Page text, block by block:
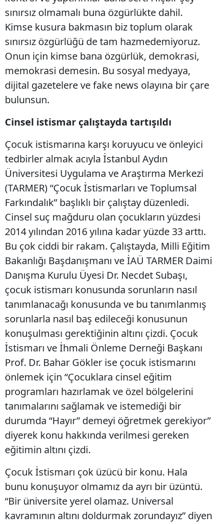
sınırsız olmamalı buna özgürlükte dahil.
Kimse kusura bakmasın biz toplum olarak
sınırsız özgürlüğü de tam hazmedemiyoruz.
Onun için kimse bana özgürlük, demokrasi,
memokrasi demesin. Bu sosyal medyaya,
dijital gazetelere ve fake news olayına bir çare
bulunsun.
Cinsel istismar çalıştayda tartışıldı
Çocuk istismarına karşı koruyucu ve önleyici
tedbirler almak acıyla İstanbul Aydın
Üniversitesi Uygulama ve Araştırma Merkezi
(TARMER) “Çocuk İstismarları ve Toplumsal
Farkındalık” başlıklı bir çalıştay düzenledi.
Cinsel suç mağduru olan çocukların yüzdesi
2014 yılından 2016 yılına kadar yüzde 33 arttı.
Bu çok ciddi bir rakam. Çalıştayda, Milli Eğitim
Bakanlığı Başdanışmanı ve İAÜ TARMER Daimi
Danışma Kurulu Üyesi Dr. Necdet Subaşı,
çocuk istismarı konusunda sorunların nasıl
tanımlanacağı konusunda ve bu tanımlanmış
sorunlarla nasıl baş edileceği konusunun
konuşulması gerektiğinin altını çizdi. Çocuk
İstismarı ve İhmali Önleme Derneği Başkanı
Prof. Dr. Bahar Gökler ise çocuk istismarını
önlemek için “Çocuklara cinsel eğitim
programları hazırlamak ve özel bölgelerini
tanımalarını sağlamak ve istemediği bir
durumda “Hayır” demeyi öğretmek gerekiyor”
diyerek konu hakkında verilmesi gereken
eğitimin altını çizdi.
Çocuk İstismarı çok üzücü bir konu. Hala
bunu konuşuyor olmamız da ayrı bir üzüntü.
“Bir üniversite yerel olamaz. Universal
kavramının altını doldurmak zorundayız” diyen